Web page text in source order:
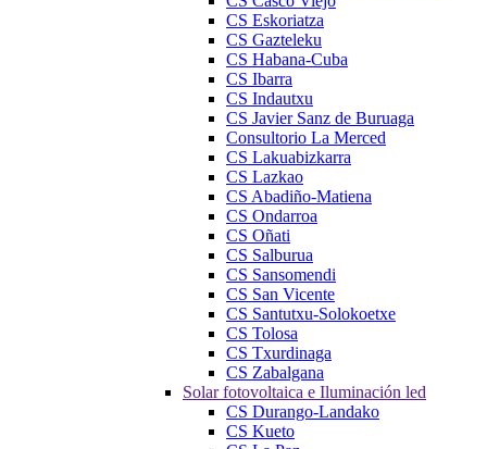
CS Eskoriatza
CS Gazteleku
CS Habana-Cuba
CS Ibarra
CS Indautxu
CS Javier Sanz de Buruaga
Consultorio La Merced
CS Lakuabizkarra
CS Lazkao
CS Abadiño-Matiena
CS Ondarroa
CS Oñati
CS Salburua
CS Sansomendi
CS San Vicente
CS Santutxu-Solokoetxe
CS Tolosa
CS Txurdinaga
CS Zabalgana
Solar fotovoltaica e Iluminación led
CS Durango-Landako
CS Kueto